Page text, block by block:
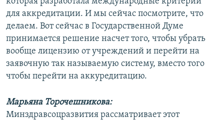
для аккредитации. И мы сейчас посмотрите, что
делаем. Вот сейчас в Государственной Думе
принимается решение насчет того, чтобы убрать
вообще лицензию от учреждений и перейти на
заявочную так называемую систему, вместо того
чтобы перейти на аккуредитацию.
Марьяна Торочешникова:
Минздравсоцразвития рассматривает этот